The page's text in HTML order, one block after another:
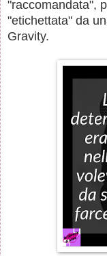
"raccomandata",
"etichettata" da
Gravity.